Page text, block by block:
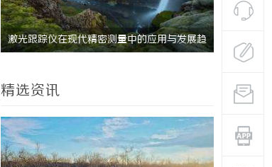
激光跟踪仪在现代精密测量中的应用与发展趋 武汉配眼
精选资讯